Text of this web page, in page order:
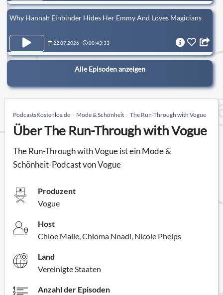
Why Hannah Einbinder Hides Her Emmy And Loves Magicians
22.07.2026 00:43:33
Alle Episoden anzeigen
PodcastsKostenlos.de Mode & Schönheit The Run-Through with Vogue
Über The Run-Through with Vogue
The Run-Through with Vogue ist ein Mode &
Schönheit-Podcast von Vogue
Produzent
Vogue
Host
Chloe Malle, Chioma Nnadi, Nicole Phelps
Land
Vereinigte Staaten
Anzahl der Episoden